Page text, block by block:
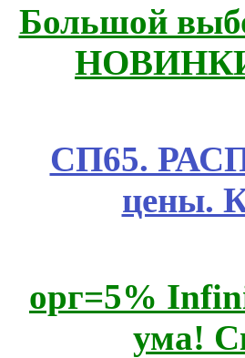
Большой
СП65.
цены.
орг=5%
ума!